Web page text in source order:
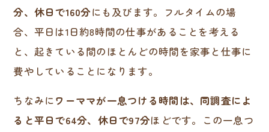
分、休日で160分にも及びます。フルタイムの場
合、平日は1日約8時間の仕事があることを考える
と、起きている間のほとんどの時間を家事と仕事に
費やしていることになります。
ちなみにワーママが一息つける時間は、同調査によ
ると平日で64分、休日で97分ほどです。この一息つ